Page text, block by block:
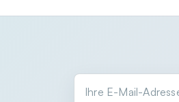
Ihre E-Mail-Adresse